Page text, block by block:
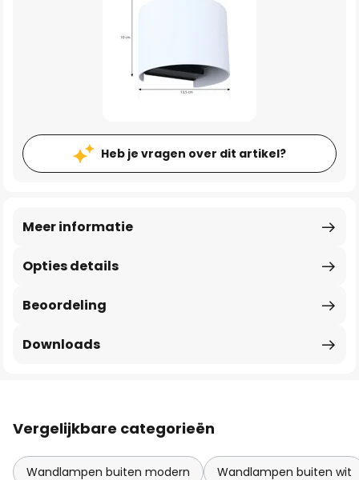
Heb je vragen over dit artikel?
Opties details
Meer informatie
Beoordeling
Downloads
Vergelijkbare categorieën
Wandlampen buiten modern Wandlampen buiten wit